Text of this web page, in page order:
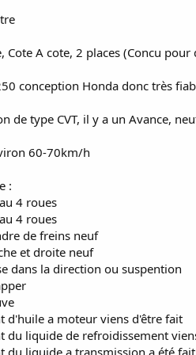
Cote A cote, 2 places (Concu
conception Honda donc très
de type CVT, il y a un Avance,
60-70km/h
:
4 roues
4 roues
de freins neuf
et droite neuf
dans la direction ou suspention
d'huile a moteur viens d'être fait
du liquide de refroidissement
du liquide a transmission a été